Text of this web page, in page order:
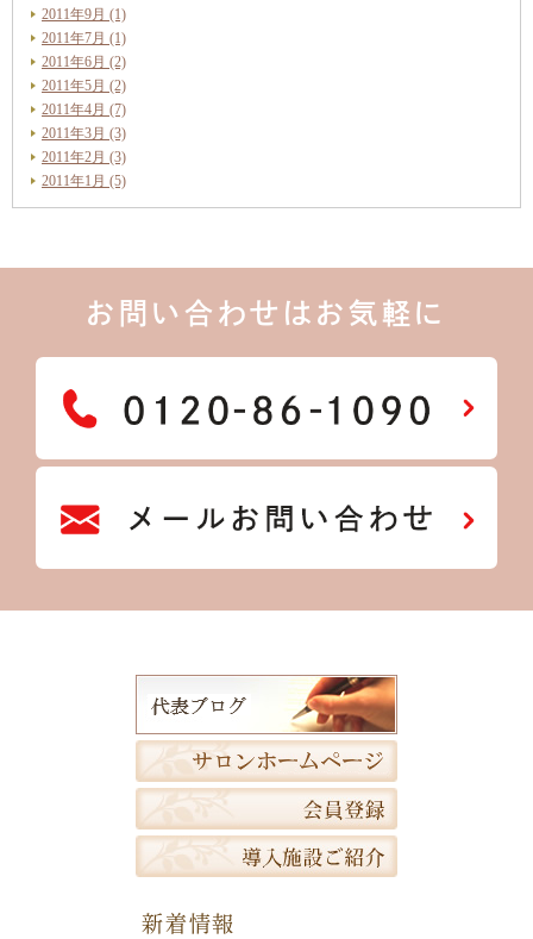
2011年9月 (1)
2011年7月 (1)
2011年6月 (2)
2011年5月 (2)
2011年4月 (7)
2011年3月 (3)
2011年2月 (3)
2011年1月 (5)
お問い合わせはお気軽に
新着情報